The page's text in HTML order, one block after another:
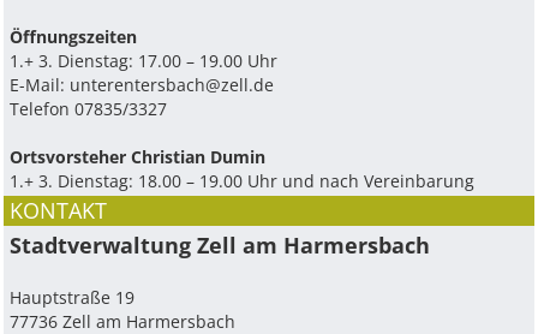
Ö­ffnungszeiten
1.+ 3. Dienstag: 17.00 – 19.00 Uhr
E-Mail: unterentersbach@zell.de
Telefon 07835/3327
Ortsvorsteher Christian Dumin
1.+ 3. Dienstag: 18.00 – 19.00 Uhr und nach Vereinbarung
KONTAKT
Stadtverwaltung Zell am Harmersbach
Hauptstraße 19
77736 Zell am Harmersbach